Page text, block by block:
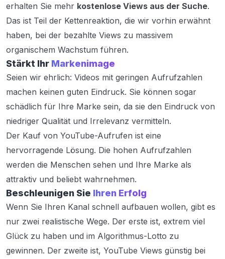
erhalten Sie mehr kostenlose Views aus der Suche.
Das ist Teil der Kettenreaktion, die wir vorhin erwähnt
haben, bei der bezahlte Views zu massivem
organischem Wachstum führen.
Stärkt Ihr Markenimage
Seien wir ehrlich: Videos mit geringen Aufrufzahlen
machen keinen guten Eindruck. Sie können sogar
schädlich für Ihre Marke sein, da sie den Eindruck von
niedriger Qualität und Irrelevanz vermitteln.
Der Kauf von YouTube-Aufrufen ist eine
hervorragende Lösung. Die hohen Aufrufzahlen
werden die Menschen sehen und Ihre Marke als
attraktiv und beliebt wahrnehmen.
Beschleunigen Sie Ihren Erfolg
Wenn Sie Ihren Kanal schnell aufbauen wollen, gibt es
nur zwei realistische Wege. Der erste ist, extrem viel
Glück zu haben und im Algorithmus-Lotto zu
gewinnen. Der zweite ist, YouTube Views günstig bei